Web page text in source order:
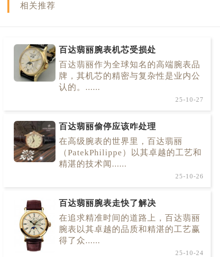
相关推荐
百达翡丽腕表机芯受损处
百达翡丽作为全球知名的高端腕表品
牌，其机芯的精密与复杂性是业内公
认的。......
25-10-27
百达翡丽偷停应该咋处理
在高级腕表的世界里，百达翡丽
（PatekPhilippe）以其卓越的工艺和
精湛的技术闻......
25-10-26
百达翡丽腕表走快了解决
在追求精准时间的道路上，百达翡丽
腕表以其卓越的品质和精湛的工艺赢
得了众......
25-10-24